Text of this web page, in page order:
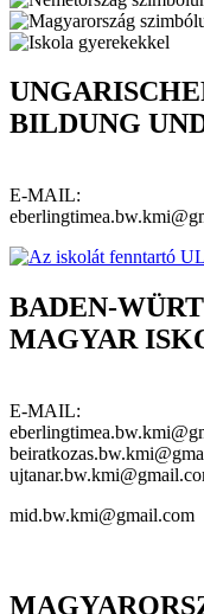
BILDUNG
E-MAIL:
BADEN-
MAGYAR
E-MAIL:
mid.bw.kmi@gmail.com